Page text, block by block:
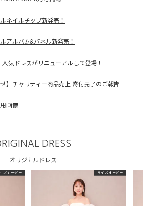
ネイルチップ新発売！
アルバム&パネル新発売！
人気ドレスがリニューアルして登場！
せ】チャリティー商品売上 寄付完了のご報告
画像
DRESS
オリジナルドレス
ズオーダー サイズオーダー